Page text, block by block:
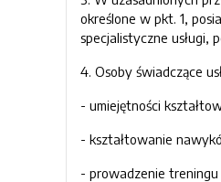
określone w pkt. 1,
specjalistyczne usługi,
4. Osoby świadczące
- umiejętności
- kształtowanie
- prowadzenie treningu